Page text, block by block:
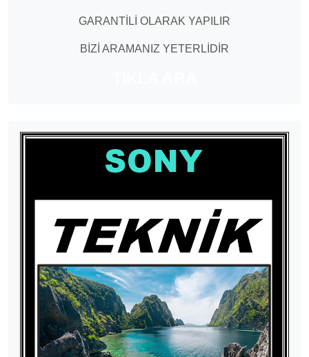
GARANTİLİ OLARAK YAPILIR
BİZİ ARAMANIZ YETERLİDİR